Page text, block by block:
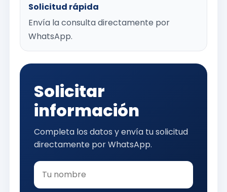
Solicitud rápida
Envía la consulta directamente por
WhatsApp.
Solicitar
información
Completa los datos y envía tu solicitud
directamente por WhatsApp.